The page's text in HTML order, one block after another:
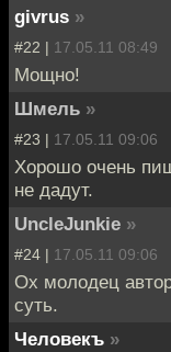
givrus »
#22 | 17.05.11 08:49
Мощно!
Шмель »
#23 | 17.05.11 09:06
Хорошо очень
не дадут.
UncleJunkie »
#24 | 17.05.11 09:06
Ох молодец
суть.
Человекъ »